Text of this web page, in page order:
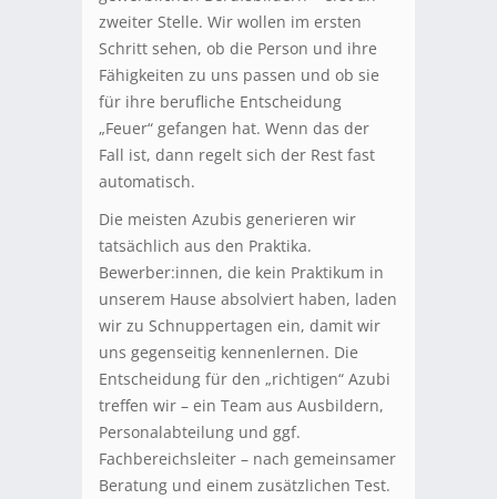
zweiter Stelle. Wir wollen im ersten
Schritt sehen, ob die Person und ihre
Fähigkeiten zu uns passen und ob sie
für ihre berufliche Entscheidung
„Feuer“ gefangen hat. Wenn das der
Fall ist, dann regelt sich der Rest fast
automatisch.
Die meisten Azubis generieren wir
tatsächlich aus den Praktika.
Bewerber:innen, die kein Praktikum in
unserem Hause absolviert haben, laden
wir zu Schnuppertagen ein, damit wir
uns gegenseitig kennenlernen. Die
Entscheidung für den „richtigen“ Azubi
treffen wir – ein Team aus Ausbildern,
Personalabteilung und ggf.
Fachbereichsleiter – nach gemeinsamer
Beratung und einem zusätzlichen Test.